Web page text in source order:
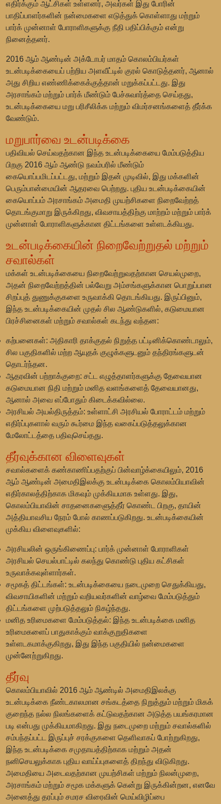
எதிர்க்கும் ஆட்சிகள் உள்ளனர், அவர்கள் இது போரின்
பாதிப்பாளர்களின் நன்மைகளை எடுத்துக் கொள்ளாது மற்றும்
பார்க் முன்னாள் போராளிகளுக்கு நீதி பதிப்பிக்கும் என்று
நினைத்தனர்.
2016 ஆம் ஆண்டின் அக்டோபர் மாதம் கொலம்பியர்கள்
உடன்படிக்கையைப் பற்றிய அளவீட்டில் குரல் கொடுத்தனர், ஆனால்
அது சிறிய எண்ணிக்கைக்குத்தான் மறுக்கப்பட்டது. இது
அரசாங்கம் மற்றும் பார்க் மீண்டும் பேச்சுவார்த்தை செய்தது,
உடன்படிக்கையை மறு பரிசீலிக்க மற்றும் விமர்சனங்களைத் தீர்க்க
வேண்டும்.
மறுபார்வை உடன்படிக்கை
பதிவியல் செய்வதற்கான இந்த உடன்படிக்கையை மேம்படுத்திய
பிறகு 2016 ஆம் ஆண்டு நவம்பரில் மீண்டும்
கையொப்பமிடப்பட்டது, மற்றும் இதன் முடிவில், இது மக்களின்
பெரும்பான்மையின் ஆதரவை பெற்றது. புதிய உடன்படிக்கையின்
கையொப்பம் அரசாங்கம் அமைதி முயற்சிகளை நிறைவேற்றத்
தொடங்குமாறு இருக்கிறது, விவசாயத்திற்கு மாற்றம் மற்றும் பார்க்
முன்னாள் போராளிகளுக்கான திட்டங்களை உள்ளடக்கியது.
உடன்படிக்கையின் நிறைவேற்றுதல் மற்றும்
சவால்கள்
மக்கள் உடன்படிக்கையை நிறைவேற்றுவதற்கான செயல்முறை,
அதன் நிறைவேற்றத்தின் பல்வேறு அம்சங்களுக்கான பொறுப்பான
சிறப்புத் துணுக்குகளை உருவாக்கி தொடங்கியது. இருப்பினும்,
இந்த உடன்படிக்கையின் முதல் சில ஆண்டுகளில், கடுமையான
பிரச்சினைகள் மற்றும் சவால்கள் கடந்து வந்தன:
கற்பனைகள்: அதிகாரி தாக்குதல் நிறுத்த பட்டினிக்கொண்டாலும்,
சில பகுதிகளில் மற்ற ஆயுதக் குழுக்களுடனும் தந்திரங்களுடன்
தொடர்ந்தன.
ஆதரவின் பற்றாக்குறை: சட்ட எழுத்தாளர்களுக்கு தேவையான
கடுமையான நிதி மற்றும் மனித வளங்களைத் தேவையானது,
ஆனால் அவை எப்போதும் கிடைக்கவில்லை.
அரசியல் அயல்திருத்தம்: உள்ளாட்சி அரசியல் போராட்டம் மற்றும்
எதிர்ப்புகளால் வரும் கூர்மை இந்த வகைப்படுத்தலுக்கான
மேலோட்டத்தை பதிவுசெய்தது.
தீர்வுக்கான விளைவுகள்
சவால்களைக் கண்காணிப்பதற்குப் பின்வாழ்க்கையிலும், 2016
ஆம் ஆண்டின் அமைதிஇலக்கு உடன்படிக்கை கொலம்பியாவின்
எதிர்காலத்திற்காக மிகவும் முக்கியமாக உள்ளது. இது,
கொலம்பியாவின் சாதனைகளைுத்தீர் கொண்ட பிறகு, தாயின்
அத்தியாவசிய நேரம் போல் காணப்படுகிறது. உடன்படிக்கையின்
முக்கிய விளைவுகளில்:
அரசியலின் ஒருங்கிணைப்பு: பார்க் முன்னாள் போராளிகள்
அரசியல் செயல்பாட்டில் கலந்து கொண்டு புதிய கட்சிகள்
உருவாக்கவுள்ளார்கள்.
சமூகத் திட்டங்கள்: உடன்படிக்கையை நடைமுறை செதுக்கியது,
விவசாயிகளின் மற்றும் வறியவர்களின் வாழ்வை மேம்படுத்தும்
திட்டங்களை முற்படுத்தலும் நிகழ்ந்தது.
மனித உரிமைகளை மேம்படுத்தல்: இந்த உடன்படிக்கை மனித
உரிமைகளைப் பாதுகாக்கும் வாக்குறுதிகளை
உள்ளடகமாக்குகிறது, இது இந்த பகுதியில் நன்மைகளை
முன்னேற்றுகிறது.
தீர்வு
கொலம்பியாவில் 2016 ஆம் ஆண்டில் அமைதிஇலக்கு
உடன்படிக்கை நீண்டகாலமான சங்கடத்தை நிறுத்தும் மற்றும் மிகக்
குறைந்த நல்ல நிலங்களைக் கட்டுவதற்கான அடுத்த பயங்கரமான
படி என்பது முக்கியமாகிறது. இது நடைமுறை மற்றும் சவால்களில்
சம்பந்தப்பட்ட இருப்புச் சரக்குகளை தெளிவாகப் போற்றுகிறது,
இந்த உடன்படிக்கை சமுதாயத்திற்காக மற்றும் அதன்
நனிசெயலுக்காக புதிய வாய்ப்புகளைத் திறந்து விடுகிறது.
அமைதியை அடைவதற்கான முயற்சிகள் மற்றும் நிலன்முறை,
அரசாங்கம் மற்றும் சமூக மக்களுக் கென்று இருக்கின்றன, எனவே
அனைத்து தரப்பும் சமரச விரைவின் மெய்விழிப்பை